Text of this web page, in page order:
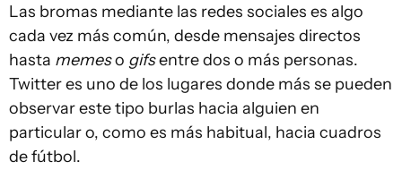
Las bromas mediante las redes sociales es algo
cada vez más común, desde mensajes directos
hasta memeso gifsentre dos o más personas.
Twitter es uno de los lugares donde más se pueden
observar este tipo burlas hacia alguien en
particular o, como es más habitual, hacia cuadros
de fútbol.